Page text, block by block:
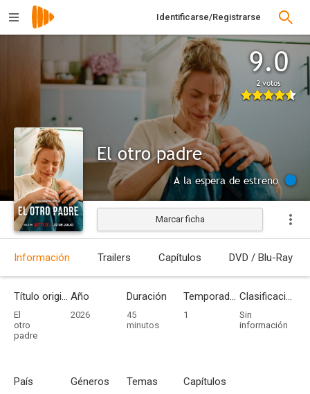
Identificarse/Registrarse
9.0
2 votos
El otro padre
A la espera de estreno
Marcar ficha
Información Trailers Capítulos DVD / Blu-Ray
Título original
El
otro
padre
Año
2026
Duración
45
minutos
Temporadas
1
Clasificación por edades
Sin
información
País Géneros Temas Capítulos